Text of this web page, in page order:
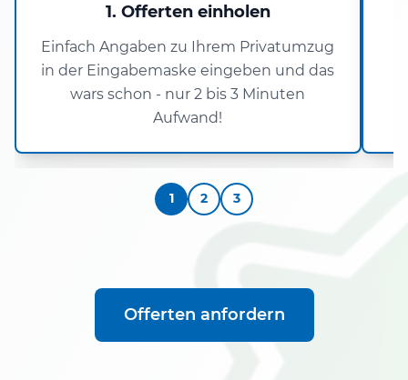
1. Offerten einholen
Einfach Angaben zu Ihrem Privatumzug
in der Eingabemaske eingeben und das
wars schon - nur 2 bis 3 Minuten
Aufwand!
1 2 3
Offerten anfordern